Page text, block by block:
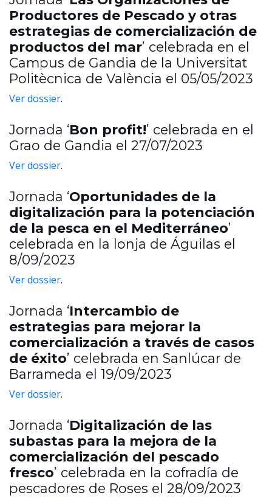
Productores de Pescado y otras
estrategias de comercialización de
productos del mar’ celebrada en el
Campus de Gandia de la Universitat
Politècnica de València el 05/05/2023
Ver dossier.
Jornada ‘Bon profit!’ celebrada en el
Grao de Gandia el 27/07/2023
Ver dossier.
Jornada ‘Oportunidades de la
digitalización para la potenciación
de la pesca en el Mediterráneo’
celebrada en la lonja de Águilas el
8/09/2023
Ver dossier.
Jornada ‘Intercambio de
estrategias para mejorar la
comercialización a través de casos
de éxito’ celebrada en Sanlúcar de
Barrameda el 19/09/2023
Ver dossier.
Jornada ‘Digitalización de las
subastas para la mejora de la
comercialización del pescado
fresco’ celebrada en la cofradía de
pescadores de Roses el 28/09/2023